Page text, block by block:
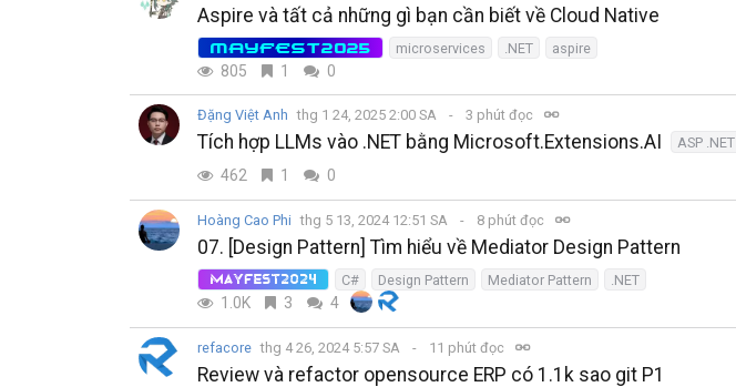
Aspire và tất cả những gì bạn cần biết về Cloud Native
MAYFEST2025 microservices .NET aspire
805 1 0
Đặng Việt Anh thg 1 24, 2025 2:00 SA 3 phút đọc
Tích hợp LLMs vào .NET bằng Microsoft.Extensions.AI ASP .NET
462 1 0
Hoàng Cao Phi thg 5 13, 2024 12:51 SA 8 phút đọc
07. [Design Pattern] Tìm hiểu về Mediator Design Pattern
MayFest2024 C# Design Pattern Mediator Pattern .NET
1.0K 3 4
refacore thg 4 26, 2024 5:57 SA 11 phút đọc
Review và refactor opensource ERP có 1.1k sao git P1